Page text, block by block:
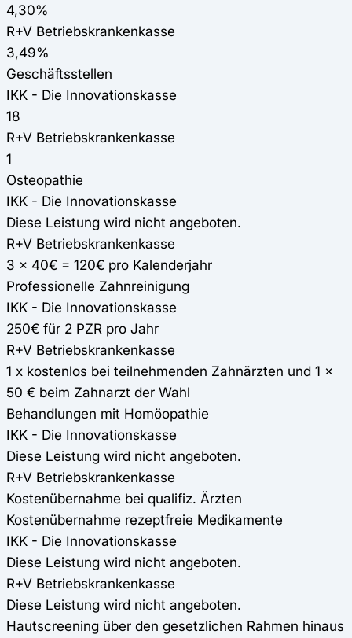
4,30%
R+V Betriebskrankenkasse
3,49%
Geschäftsstellen
IKK - Die Innovationskasse
18
R+V Betriebskrankenkasse
1
Osteopathie
IKK - Die Innovationskasse
Diese Leistung wird nicht angeboten.
R+V Betriebskrankenkasse
3 x 40€ = 120€ pro Kalenderjahr
Professionelle Zahnreinigung
IKK - Die Innovationskasse
250€ für 2 PZR pro Jahr
R+V Betriebskrankenkasse
1 x kostenlos bei teilnehmenden Zahnärzten und 1 x
50 € beim Zahnarzt der Wahl
Behandlungen mit Homöopathie
IKK - Die Innovationskasse
Diese Leistung wird nicht angeboten.
R+V Betriebskrankenkasse
Kostenübernahme bei qualifiz. Ärzten
Kostenübernahme rezeptfreie Medikamente
IKK - Die Innovationskasse
Diese Leistung wird nicht angeboten.
R+V Betriebskrankenkasse
Diese Leistung wird nicht angeboten.
Hautscreening über den gesetzlichen Rahmen hinaus